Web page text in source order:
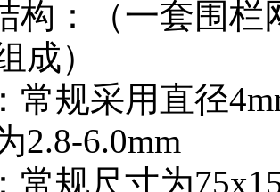
构：（一套围
成）
常规采用直径
2.8-6.0mm
常规尺寸为